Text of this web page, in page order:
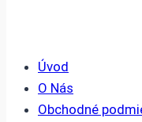
Úvod
O Nás
Obchodné